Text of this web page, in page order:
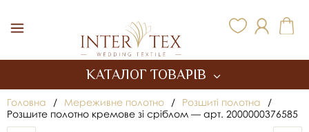
КАТАЛОГ ТОВАРІВ
Головна / Мереживне полотно / Розшиті полотна
/
Розшите полотно кремове зі сріблом — арт. 2000000376585